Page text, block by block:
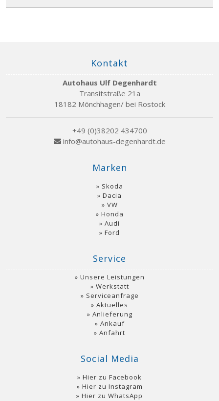
Kontakt
Autohaus Ulf Degenhardt
Transitstraße 21a
18182 Mönchhagen/ bei Rostock
+49 (0)38202 434700
info@autohaus-degenhardt.de
Marken
Skoda
Dacia
VW
Honda
Audi
Ford
Service
Unsere Leistungen
Werkstatt
Serviceanfrage
Aktuelles
Anlieferung
Ankauf
Anfahrt
Social Media
Hier zu Facebook
Hier zu Instagram
Hier zu WhatsApp